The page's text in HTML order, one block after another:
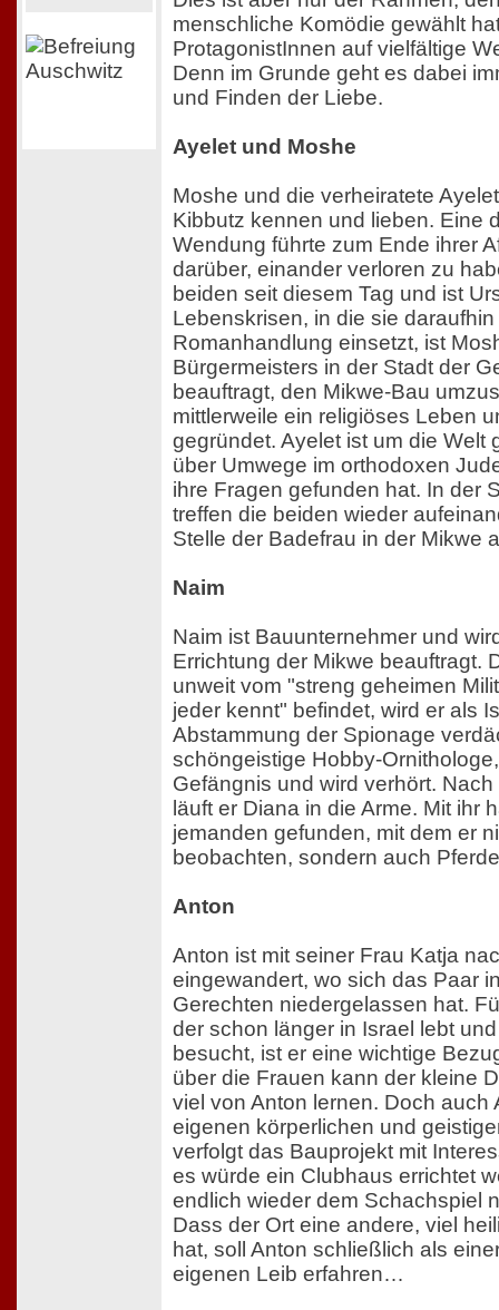
menschliche Komödie gewählt
ProtagonistInnen auf vielfältige
Denn im Grunde geht es dabei
und Finden der Liebe.
Ayelet und Moshe
Moshe und die verheiratete
Kibbutz kennen und lieben. Eine
Wendung führte zum Ende ihrer
darüber, einander verloren zu
beiden seit diesem Tag und ist
Lebenskrisen, in die sie
Romanhandlung einsetzt, ist
Bürgermeisters in der Stadt der
beauftragt, den Mikwe-Bau
mittlerweile ein religiöses Leben
gegründet. Ayelet ist um die Welt
über Umwege im orthodoxen
ihre Fragen gefunden hat. In der
treffen die beiden wieder
Stelle der Badefrau in der Mikwe
Naim
Naim ist Bauunternehmer und
Errichtung der Mikwe beauftragt.
unweit vom "streng geheimen
jeder kennt" befindet, wird er als
Abstammung der Spionage
schöngeistige Hobby-
Gefängnis und wird verhört.
läuft er Diana in die Arme. Mit ihr
jemanden gefunden, mit dem er
beobachten, sondern auch
Anton
Anton ist mit seiner Frau Katja
eingewandert, wo sich das Paar
Gerechten niedergelassen hat.
der schon länger in Israel lebt
besucht, ist er eine wichtige
über die Frauen kann der kleine
viel von Anton lernen. Doch auch
eigenen körperlichen und
verfolgt das Bauprojekt mit
es würde ein Clubhaus errichtet
endlich wieder dem Schachspiel
Dass der Ort eine andere, viel
hat, soll Anton schließlich als
eigenen Leib erfahren…